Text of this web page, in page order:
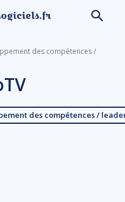
des compétences /
des compétences /